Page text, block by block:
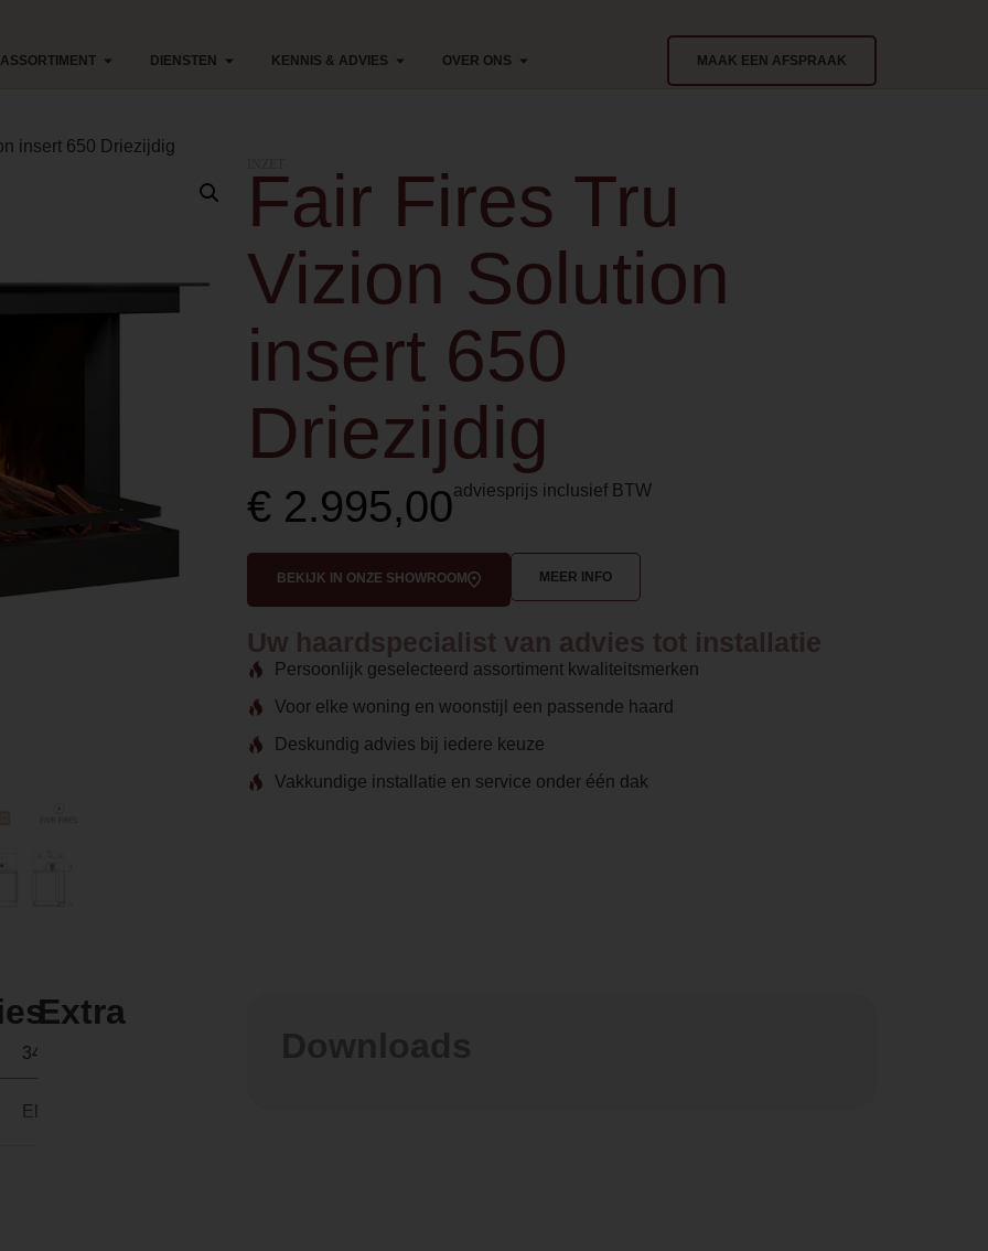
ASSORTIMENT DIENSTEN KENNIS & ADVIES OVER ONS MAAK EEN AFSPRAAK
insert 650 Driezijdig
Fair Fires Tru
Vizion Solution
insert 650
Driezijdig
€ 2.995,00adviesprijs inclusief BTW
BEKIJK IN ONZE SHOWROOM MEER INFO
Uw haardspecialist van advies tot installatie
Persoonlijk geselecteerd assortiment kwaliteitsmerken
Voor elke woning en woonstijl een passende haard
Deskundig advies bij iedere keuze
Vakkundige installatie en service onder één dak
34,7 × 65 × 48 cm
Elektrisch
Extra